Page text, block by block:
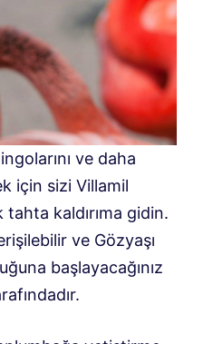
ve daha
için sizi Villamil
kaldırıma gidin.
ve Gözyaşı
başlayacağınız